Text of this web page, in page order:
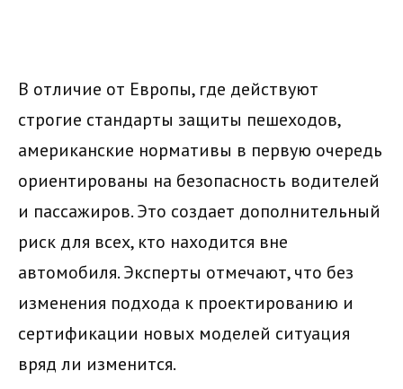
В отличие от Европы, где действуют
строгие стандарты защиты пешеходов,
американские нормативы в первую очередь
ориентированы на безопасность водителей
и пассажиров. Это создает дополнительный
риск для всех, кто находится вне
автомобиля. Эксперты отмечают, что без
изменения подхода к проектированию и
сертификации новых моделей ситуация
вряд ли изменится.